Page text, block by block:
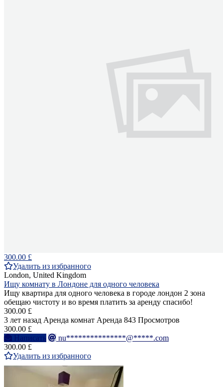
300.00 £
Удалить из избранного
London, United Kingdom
Ищу комнату в Лондоне для одного человека
Ищу квартира для одного человека в городе лондон 2 зона
обещаю чистоту и во время платить за аренду спасибо!
300.00 £
3 лет назад Аренда комнат Аренда 843 Просмотров
300.00 £
Написать
nu***************@*****.com
300.00 £
Удалить из избранного